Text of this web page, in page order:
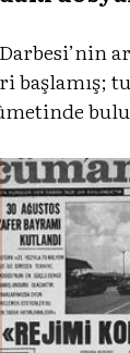
başlamış;
biriydi.